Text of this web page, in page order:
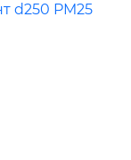
d250 PM25